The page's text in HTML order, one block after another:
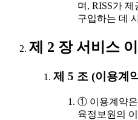
며, RISS가
구입하는 데
제 2 장 서비스
제 5 조 (이용계
① 이용계약은
육정보원의